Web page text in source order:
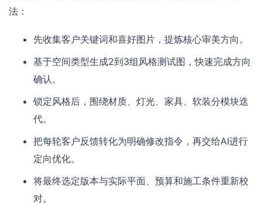
法：
先收集客户关键词和喜好图片，提炼核心审美方向。
基于空间类型生成2到3组风格测试图，快速完成方向
确认。
锁定风格后，围绕材质、灯光、家具、软装分模块迭
代。
把每轮客户反馈转化为明确修改指令，再交给AI进行
定向优化。
将最终选定版本与实际平面、预算和施工条件重新校
对。